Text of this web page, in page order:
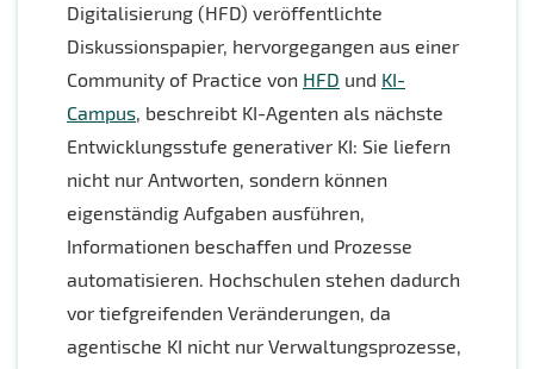
Digitalisierung (HFD) veröffentlichte
Diskussionspapier, hervorgegangen aus einer
Community of Practice von HFD und KI-
Campus, beschreibt KI-Agenten als nächste
Entwicklungsstufe generativer KI: Sie liefern
nicht nur Antworten, sondern können
eigenständig Aufgaben ausführen,
Informationen beschaffen und Prozesse
automatisieren. Hochschulen stehen dadurch
vor tiefgreifenden Veränderungen, da
agentische KI nicht nur Verwaltungsprozesse,